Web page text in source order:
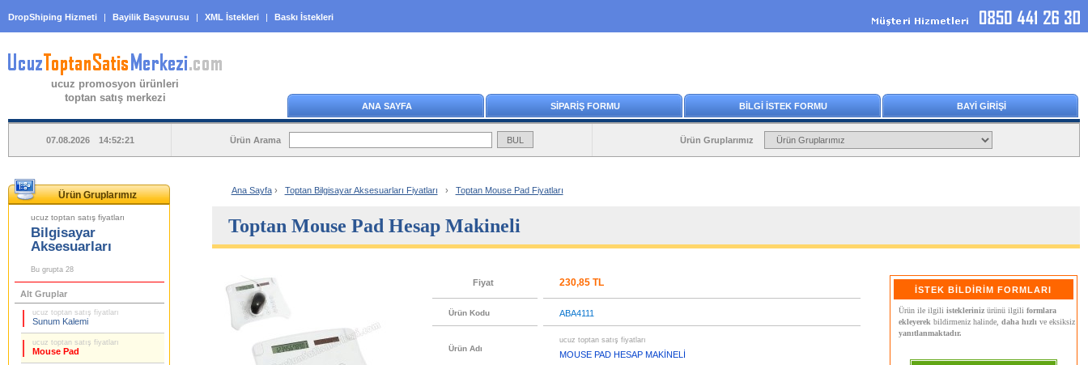
DropShiping Hizmeti | Bayilik Başvurusu | XML İstekleri | Baskı İstekleri
ucuz promosyon ürünleri
toptan satış merkezi
ANA SAYFA SİPARİŞ FORMU BİLGİ İSTEK FORMU BAYİ GİRİŞİ
07.08.2026 14:52:21 Ürün Arama Ürün Gruplarımız
Ürün Gruplarımız
ucuz toptan satış fiyatları
Bilgisayar
Aksesuarları
Bu grupta 28
Alt Gruplar
ucuz toptan satış fiyatları
Sunum Kalemi
ucuz toptan satış fiyatları
Mouse Pad
Ana Sayfa› Toptan Bilgisayar Aksesuarları Fiyatları › Toptan Mouse Pad Fiyatları
Toptan Mouse Pad Hesap Makineli
Fiyat 230,85 TL
Ürün Kodu ABA4111
Ürün Adı
ucuz toptan satış fiyatları
MOUSE PAD HESAP MAKİNELİ
İSTEK BİLDİRİM FORMLARI
Ürün ile ilgili isteklerinizürünü ilgili formlara
ekleyerek bildirmeniz halinde, daha hızlı ve eksiksiz
yanıtlanmaktadır.